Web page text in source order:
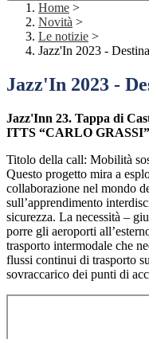
Home >
Novità >
Le notizie >
Jazz'In 2023 -
Jazz'In 2023 -
Jazz'Inn 23. Tappa di
ITTS “CARLO
Titolo della call: Mobilità
Questo progetto mira a
collaborazione nel mondo
sull’apprendimento
sicurezza. La necessità –
porre gli aeroporti
trasporto intermodale che
flussi continui di trasporto
sovraccarico dei punti di